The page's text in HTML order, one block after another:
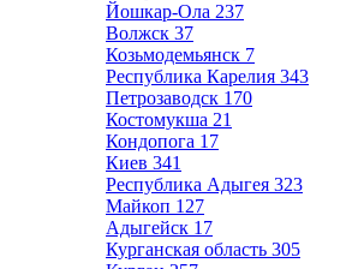
Йошкар-Ола 237
Волжск 37
Козьмодемьянск 7
Республика Карелия 343
Петрозаводск 170
Костомукша 21
Кондопога 17
Киев 341
Республика Адыгея 323
Майкоп 127
Адыгейск 17
Курганская область 305